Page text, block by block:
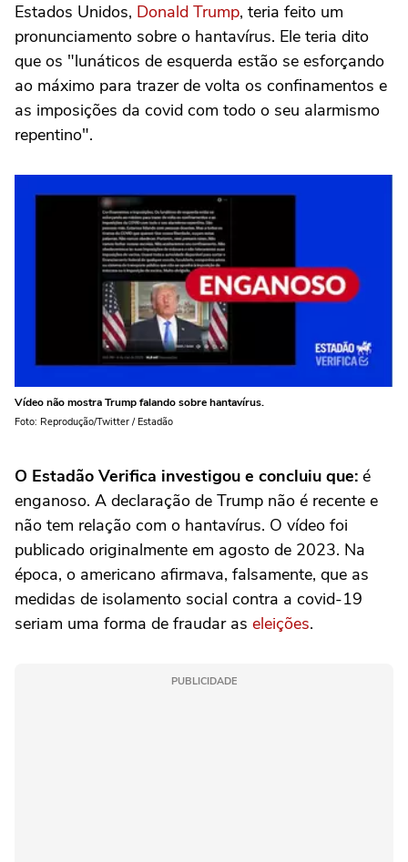
Estados Unidos, Donald Trump, teria feito um
pronunciamento sobre o hantavírus. Ele teria dito
que os "lunáticos de esquerda estão se esforçando
ao máximo para trazer de volta os confinamentos e
as imposições da covid com todo o seu alarmismo
repentino".
Vídeo não mostra Trump falando sobre hantavírus.
Foto: Reprodução/Twitter / Estadão
O Estadão Verifica investigou e concluiu que: é
enganoso. A declaração de Trump não é recente e
não tem relação com o hantavírus. O vídeo foi
publicado originalmente em agosto de 2023. Na
época, o americano afirmava, falsamente, que as
medidas de isolamento social contra a covid-19
seriam uma forma de fraudar as eleições.
PUBLICIDADE